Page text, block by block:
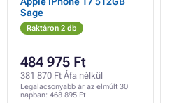
Sage
Raktáron 2 db
484 975 Ft
381 870 Ft Áfa nélkül
Legalacsonyabb ár az elmúlt 30
napban: 468 895 Ft